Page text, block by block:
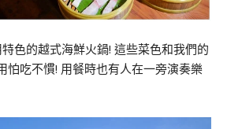
色的越式海鮮火鍋! 這些菜色和我們的
怕吃不慣! 用餐時也有人在一旁演奏樂